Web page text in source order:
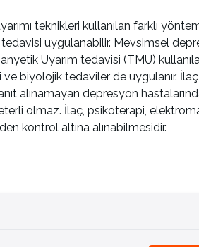
teknikleri kullanılan farklı
uygulanabilir. Mevsimsel
Uyarım tedavisi (TMU)
biyolojik tedaviler de uygulanır.
alınamayan depresyon
olmaz. İlaç, psikoterapi,
kontrol altına alınabilmesidir.